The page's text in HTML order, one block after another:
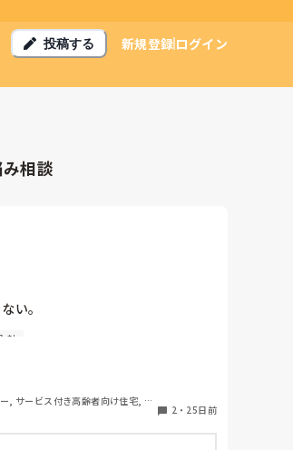
投稿する 新規登録ログイン
み相談
い｡
してから社長もそうだけど社長の
れてないな｡わたしが気が小さい
弱いのかなぁ｡
目で1人ぼっちだし、電話もでなき
入社
, サービス付き高齢者向け住宅, 訪
2 ・ 25日前